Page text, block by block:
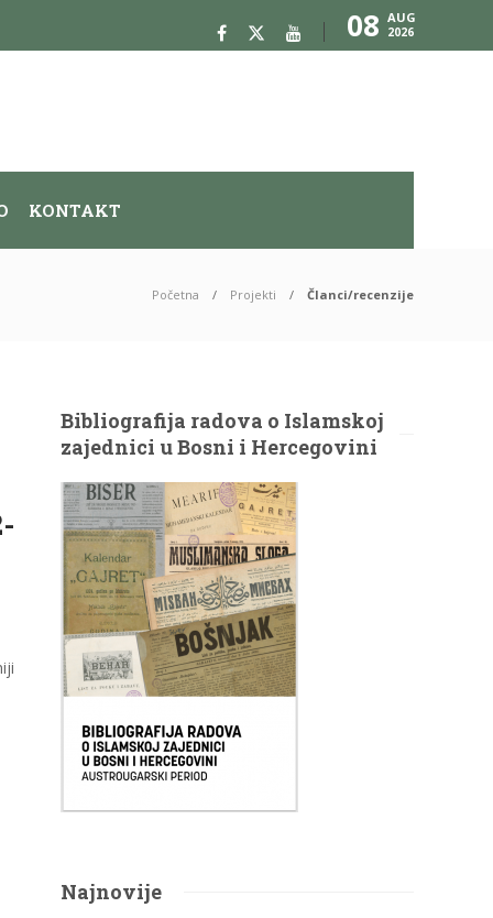
08 AUG
2026
KONTAKT
Početna Projekti Članci/recenzije
Bibliografija radova o Islamskoj
zajednici u Bosni i Hercegovini
Najnovije